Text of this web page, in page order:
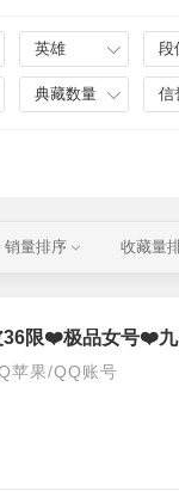
英雄 段
典藏数量 信
销量排序 收藏量
36限❤️极品女号❤️
苹果/QQ账号